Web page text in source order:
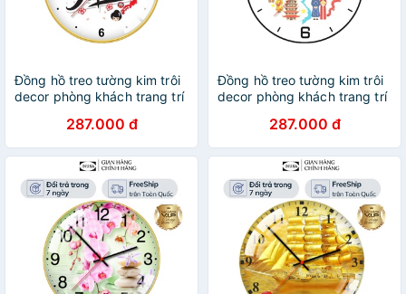
Đồng hồ treo tường kim trôi
decor phòng khách trang trí
hành 12 tháng inuka.decor.
287.000 đ
Đồng hồ treo tường kim trôi
decor phòng khách trang trí
hành 12 tháng inuka.decor.
287.000 đ